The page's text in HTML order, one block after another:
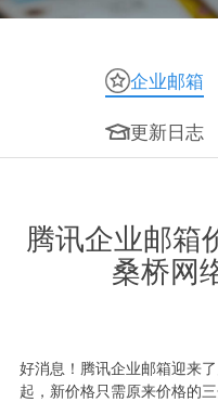
企业邮箱
更新日志
腾讯企业邮箱
桑桥网
好消息！腾讯企业邮箱迎来
起，新价格只需原来价格的